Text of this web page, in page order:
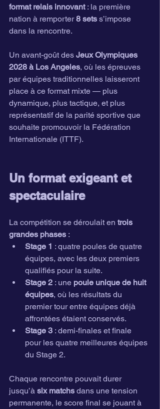
format relais innovant : la première
nation à remporter 8 sets s’impose
dans la rencontre.
Un avant-goût des Jeux Olympiques
2028 à Los Angeles, où les épreuves
par équipes traditionnelles laisseront
place à ce format mixte — plus
dynamique, plus tactique, et plus
représentatif de la parité sportive que
souhaite promouvoir la Fédération
Internationale (ITTF).
Un format exigeant et
spectaculaire
La compétition se déroulait en trois
grandes phases :
Stage 1 : quatre poules de quatre
équipes, avec les deux premiers
qualifiés pour la suite.
Stage 2 : une poule unique de huit
équipes, où les résultats du
premier tour entre équipes déjà
affrontées étaient conservés.
Stage 3 : demi-finales et finale
pour les quatre meilleures équipes
du Stage 2.
Chaque rencontre pouvait durer
jusqu’à six matchs dans une tension
permanente, le score final se jouant à